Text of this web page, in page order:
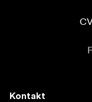
Kontakt